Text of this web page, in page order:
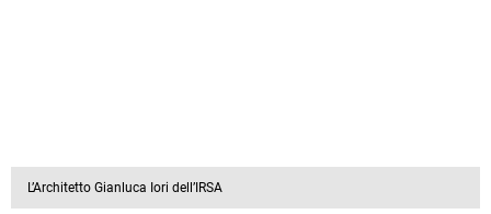
L’Architetto Gianluca Iori dell’IRSA